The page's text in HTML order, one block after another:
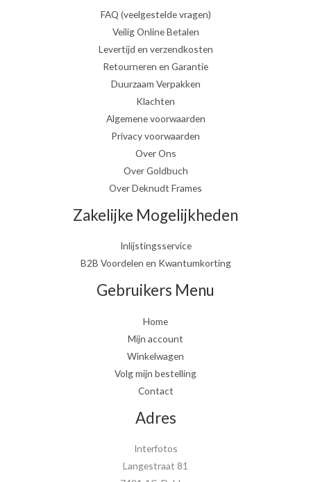
FAQ (veelgestelde vragen)
Veilig Online Betalen
Levertijd en verzendkosten
Retourneren en Garantie
Duurzaam Verpakken
Klachten
Algemene voorwaarden
Privacy voorwaarden
Over Ons
Over Goldbuch
Over Deknudt Frames
Zakelijke Mogelijkheden
Inlijstingsservice
B2B Voordelen en Kwantumkorting
Gebruikers Menu
Home
Mijn account
Winkelwagen
Volg mijn bestelling
Contact
Adres
Interfotos
Langestraat 81